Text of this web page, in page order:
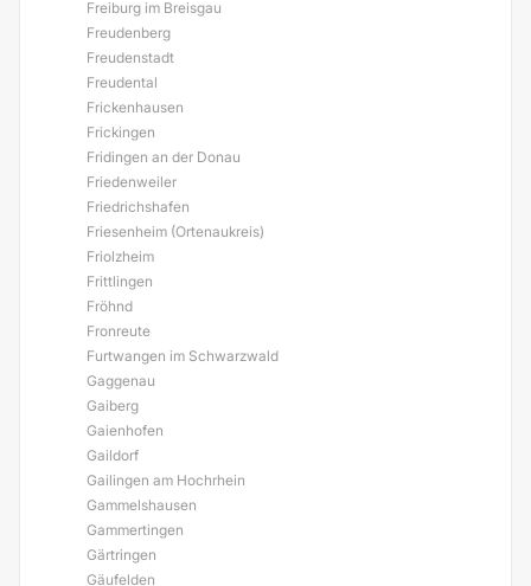
Freiburg im Breisgau
Freudenberg
Freudenstadt
Freudental
Frickenhausen
Frickingen
Fridingen an der Donau
Friedenweiler
Friedrichshafen
Friesenheim (Ortenaukreis)
Friolzheim
Frittlingen
Fröhnd
Fronreute
Furtwangen im Schwarzwald
Gaggenau
Gaiberg
Gaienhofen
Gaildorf
Gailingen am Hochrhein
Gammelshausen
Gammertingen
Gärtringen
Gäufelden